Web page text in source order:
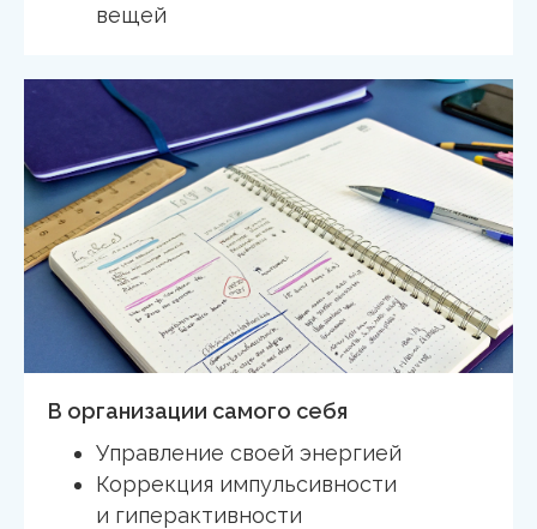
вещей
В организации самого себя
Управление своей энергией
Коррекция импульсивности
и гиперактивности